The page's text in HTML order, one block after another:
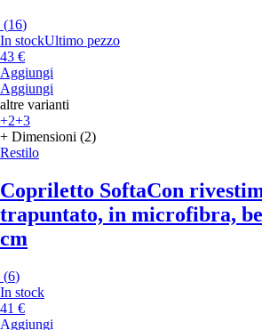
(16)
In stockUltimo pezzo
43 €
Aggiungi
Aggiungi
altre varianti
+2+3
+ Dimensioni (2)
Restilo
Copriletto SoftaCon
trapuntato, in microfibra,
cm
(6)
In stock
41 €
Aggiungi